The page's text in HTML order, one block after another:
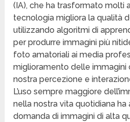
(IA), che ha trasformato molti
tecnologia migliora la qualità
utilizzando algoritmi di
per produrre immagini più
foto amatoriali ai media
miglioramento delle immagini
nostra percezione e
L’uso sempre maggiore
nella nostra vita quotidiana
domanda di immagini di alta